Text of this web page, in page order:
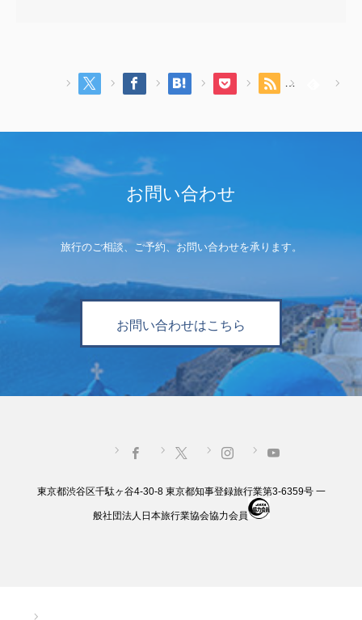
お問い合わせ
旅行のご相談、ご予約、お問い合わせを承ります。
お問い合わせはこちら
東京都渋谷区千駄ヶ谷4-30-8 東京都知事登録旅行業第3-6359号 一
般社団法人日本旅行業協会協力会員